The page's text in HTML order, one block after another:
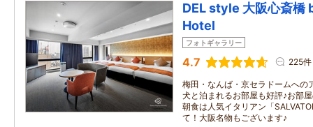
DEL style 大阪心斎橋
Hotel
フォトギャラリー
4.7 225件
梅田・なんば・京セラドームへの
犬と泊まれるお部屋も好評♪お部
朝食は人気イタリアン「
て！大阪名物もございます♪